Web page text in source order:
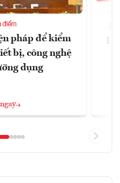
điểm
pháp để kiểm
bị, công nghệ
dụng